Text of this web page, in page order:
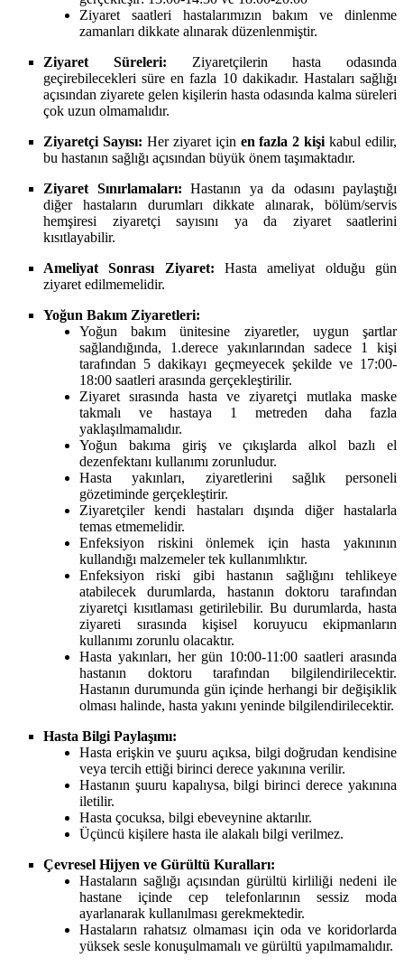
Ziyaret saatleri hastalarımızın bakım ve dinlenme
zamanları dikkate alınarak düzenlenmiştir.
Ziyaret Süreleri: Ziyaretçilerin hasta odasında
geçirebilecekleri süre en fazla 10 dakikadır. Hastaları sağlığı
açısından ziyarete gelen kişilerin hasta odasında kalma süreleri
çok uzun olmamalıdır.
Ziyaretçi Sayısı: Her ziyaret için en fazla 2 kişi kabul edilir,
bu hastanın sağlığı açısından büyük önem taşımaktadır.
Ziyaret Sınırlamaları: Hastanın ya da odasını paylaştığı
diğer hastaların durumları dikkate alınarak, bölüm/servis
hemşiresi ziyaretçi sayısını ya da ziyaret saatlerini
kısıtlayabilir.
Ameliyat Sonrası Ziyaret: Hasta ameliyat olduğu gün
ziyaret edilmemelidir.
Yoğun Bakım Ziyaretleri:
Yoğun bakım ünitesine ziyaretler, uygun şartlar
sağlandığında, 1.derece yakınlarından sadece 1 kişi
tarafından 5 dakikayı geçmeyecek şekilde ve 17:00-
18:00 saatleri arasında gerçekleştirilir.
Ziyaret sırasında hasta ve ziyaretçi mutlaka maske
takmalı ve hastaya 1 metreden daha fazla
yaklaşılmamalıdır.
Yoğun bakıma giriş ve çıkışlarda alkol bazlı el
dezenfektanı kullanımı zorunludur.
Hasta yakınları, ziyaretlerini sağlık personeli
gözetiminde gerçekleştirir.
Ziyaretçiler kendi hastaları dışında diğer hastalarla
temas etmemelidir.
Enfeksiyon riskini önlemek için hasta yakınının
kullandığı malzemeler tek kullanımlıktır.
Enfeksiyon riski gibi hastanın sağlığını tehlikeye
atabilecek durumlarda, hastanın doktoru tarafından
ziyaretçi kısıtlaması getirilebilir. Bu durumlarda, hasta
ziyareti sırasında kişisel koruyucu ekipmanların
kullanımı zorunlu olacaktır.
Hasta yakınları, her gün 10:00-11:00 saatleri arasında
hastanın doktoru tarafından bilgilendirilecektir.
Hastanın durumunda gün içinde herhangi bir değişiklik
olması halinde, hasta yakını yeninde bilgilendirilecektir.
Hasta Bilgi Paylaşımı:
Hasta erişkin ve şuuru açıksa, bilgi doğrudan kendisine
veya tercih ettiği birinci derece yakınına verilir.
Hastanın şuuru kapalıysa, bilgi birinci derece yakınına
iletilir.
Hasta çocuksa, bilgi ebeveynine aktarılır.
Üçüncü kişilere hasta ile alakalı bilgi verilmez.
Çevresel Hijyen ve Gürültü Kuralları:
Hastaların sağlığı açısından gürültü kirliliği nedeni ile
hastane içinde cep telefonlarının sessiz moda
ayarlanarak kullanılması gerekmektedir.
Hastaların rahatsız olmaması için oda ve koridorlarda
yüksek sesle konuşulmamalı ve gürültü yapılmamalıdır.